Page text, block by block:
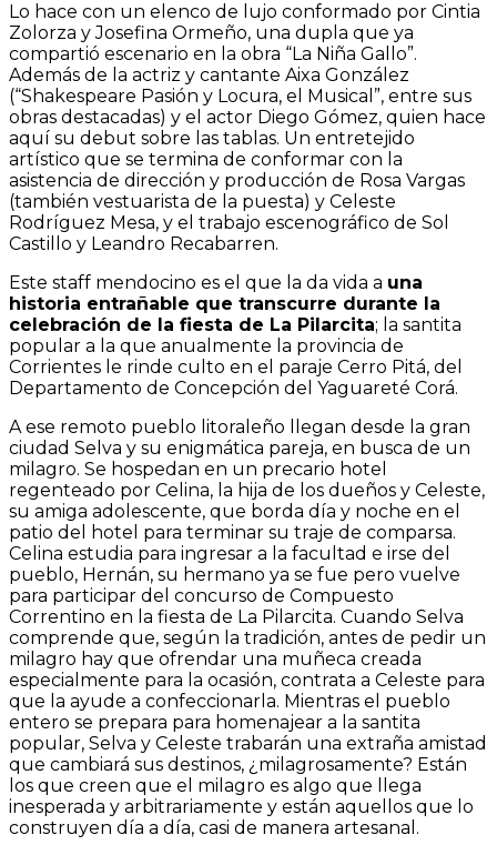
Lo hace con un elenco de lujo conformado por Cintia
Zolorza y Josefina Ormeño, una dupla que ya
compartió escenario en la obra “La Niña Gallo”.
Además de la actriz y cantante Aixa González
(“Shakespeare Pasión y Locura, el Musical”, entre sus
obras destacadas) y el actor Diego Gómez, quien hace
aquí su debut sobre las tablas. Un entretejido
artístico que se termina de conformar con la
asistencia de dirección y producción de Rosa Vargas
(también vestuarista de la puesta) y Celeste
Rodríguez Mesa, y el trabajo escenográfico de Sol
Castillo y Leandro Recabarren.
Este staff mendocino es el que la da vida a una
historia entrañable que transcurre durante la
celebración de la fiesta de La Pilarcita; la santita
popular a la que anualmente la provincia de
Corrientes le rinde culto en el paraje Cerro Pitá, del
Departamento de Concepción del Yaguareté Corá.
A ese remoto pueblo litoraleño llegan desde la gran
ciudad Selva y su enigmática pareja, en busca de un
milagro. Se hospedan en un precario hotel
regenteado por Celina, la hija de los dueños y Celeste,
su amiga adolescente, que borda día y noche en el
patio del hotel para terminar su traje de comparsa.
Celina estudia para ingresar a la facultad e irse del
pueblo, Hernán, su hermano ya se fue pero vuelve
para participar del concurso de Compuesto
Correntino en la fiesta de La Pilarcita. Cuando Selva
comprende que, según la tradición, antes de pedir un
milagro hay que ofrendar una muñeca creada
especialmente para la ocasión, contrata a Celeste para
que la ayude a confeccionarla. Mientras el pueblo
entero se prepara para homenajear a la santita
popular, Selva y Celeste trabarán una extraña amistad
que cambiará sus destinos, ¿milagrosamente? Están
los que creen que el milagro es algo que llega
inesperada y arbitrariamente y están aquellos que lo
construyen día a día, casi de manera artesanal.